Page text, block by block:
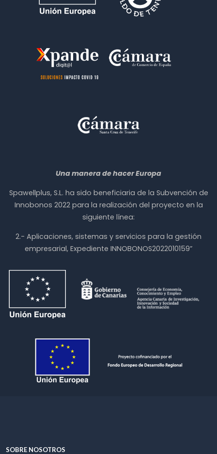
Una manera de hacer Europa
Spawellplus, S.L. ha sido beneficiaria de la Subvención de
Innobonos 2022 para la realización del proyecto en la
siguiente línea:
2.- Aplicaciones, sistemas y servicios para la gestión
empresarial, Expediente INNOBONOS2022010159”
SOBRE NOSOTROS